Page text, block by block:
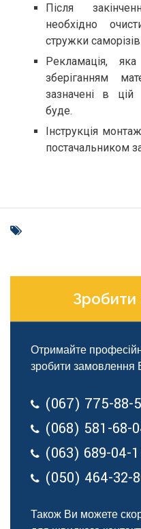
Зробити
Отримайте
зробити
(067) 775-88-
(068) 581-68-
(063) 689-04-
(050) 464-32-
Також Ви можете
Після
необхідно
стружки
Рекламація,
зберіганням
зазначені в цій
буде.
Інструкція
постачальником